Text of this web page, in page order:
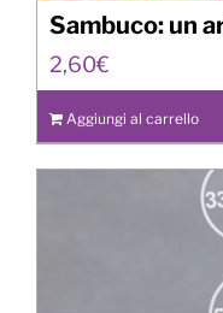
Sambuco: un
2,60€
Aggiungi al carrello